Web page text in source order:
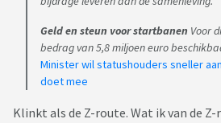
Geld en steun voor startbanen Voor
bedrag van 5,8 miljoen euro
Minister wil statushouders sneller
doet mee
Klinkt als de Z-route. Wat ik van de